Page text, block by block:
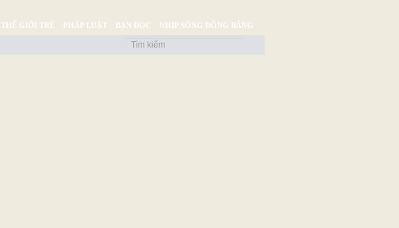
THẾ GIỚI TRẺ PHÁP LUẬT BẠN ĐỌC NHỊP SỐNG ĐỒNG BẰNG